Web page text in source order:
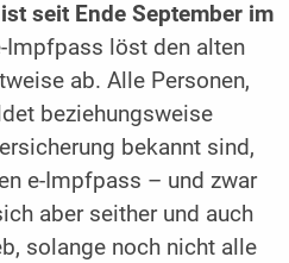
seit Ende September im
Impfpass löst den alten
ab. Alle Personen,
beziehungsweise
bekannt sind,
e-Impfpass – und zwar
aber seither und auch
solange noch nicht alle